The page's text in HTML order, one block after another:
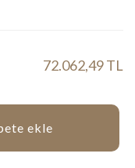
72.062,49 TL
ekle